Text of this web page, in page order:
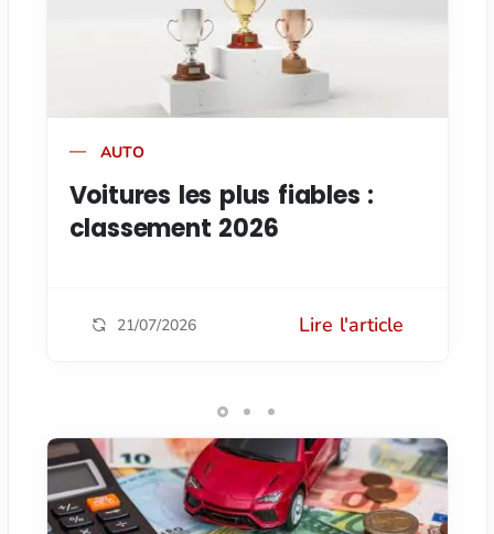
AUTO
Voitures les plus fiables :
classement 2026
21/07/2026 Lire l'article